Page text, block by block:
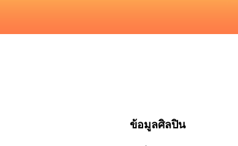
ข้อมูลศิลปิน